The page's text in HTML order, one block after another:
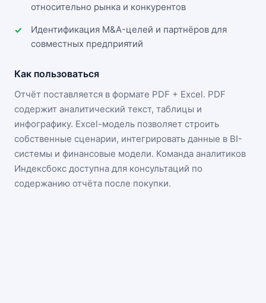
относительно рынка и конкурентов
Идентификация M&A-целей и партнёров для
совместных предприятий
Как пользоваться
Отчёт поставляется в формате PDF + Excel. PDF
содержит аналитический текст, таблицы и
инфографику. Excel-модель позволяет строить
собственные сценарии, интегрировать данные в BI-
системы и финансовые модели. Команда аналитиков
Индексбокс доступна для консультаций по
содержанию отчёта после покупки.